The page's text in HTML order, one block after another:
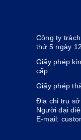
Công ty
thứ 5 ngày
Giấy phép
cấp.
Giấy phép
Địa chỉ trụ sở
Người đại
E-mail: